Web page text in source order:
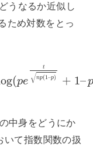
うなるか近似し
ため対数をとっ
(pe
t
np(1–p)
√ + 1–p
の中身をどうにか
いて指数関数の扱